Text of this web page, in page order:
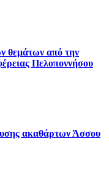
θεμάτων από την
Πελοποννήσου
ακαθάρτων Άσσου